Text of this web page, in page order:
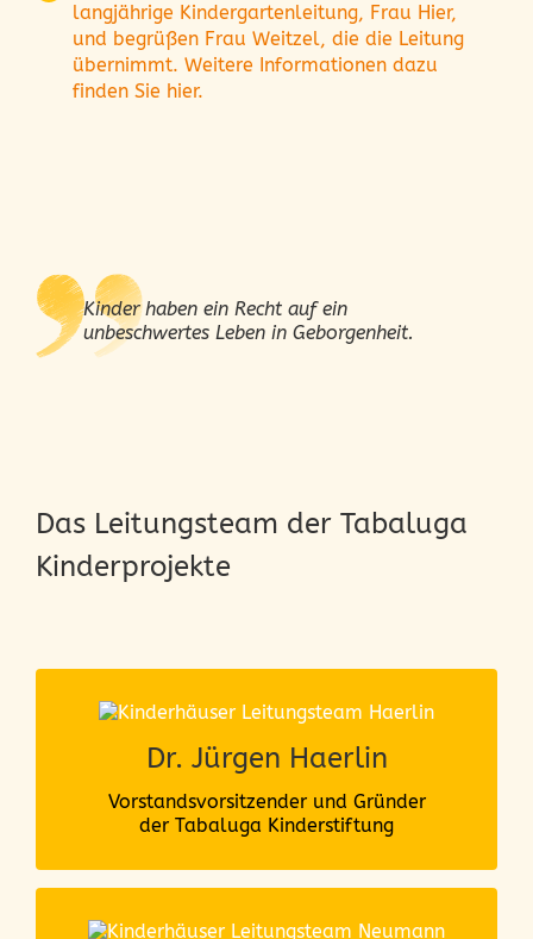
langjährige Kindergartenleitung, Frau Hier,
und begrüßen Frau Weitzel, die die Leitung
übernimmt. Weitere Informationen dazu
finden Sie hier.
Kinder haben ein Recht auf ein
unbeschwertes Leben in Geborgenheit.
Das Leitungsteam der Tabaluga
Kinderprojekte
Dr. Jürgen Haerlin
Vorstandsvorsitzender und Gründer
der Tabaluga Kinderstiftung
Die Kinder in ihrem inneren Kern zu
erkennen und anzunehmen, ist das
Wesentliche in unserer Arbeit.